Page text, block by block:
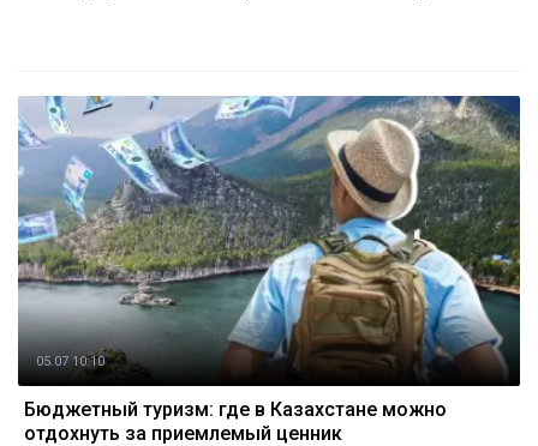
05.07 10:10
Бюджетный туризм: где в Казахстане можно
отдохнуть за приемлемый ценник